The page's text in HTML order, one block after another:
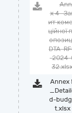
x 4 -
ит
ційної
DTA-
-2024-
Annex
d-
t.xlsx